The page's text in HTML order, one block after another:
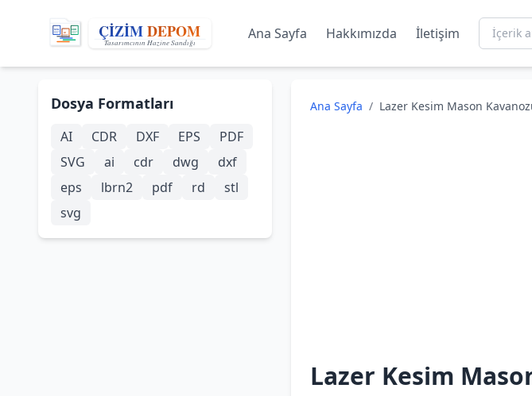
Ana Sayfa Hakkımızda İletişim
Dosya Formatları
AI CDR DXF EPS
PDF
SVG
ai cdr dwg
dxf
eps
lbrn2 pdf rd
stl
svg
Ana Sayfa / Lazer Kesim Mason
Lazer Kesim